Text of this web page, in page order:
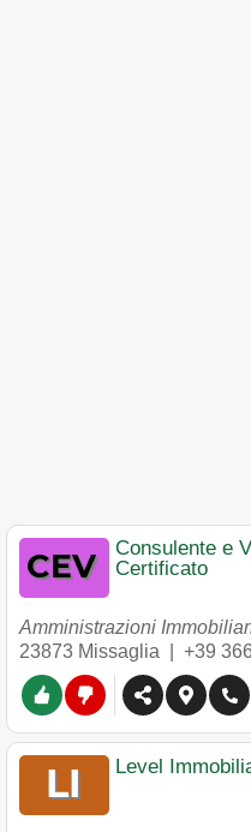
Consulente e
Certificato
Amministrazioni
23873 Missaglia +39
Level